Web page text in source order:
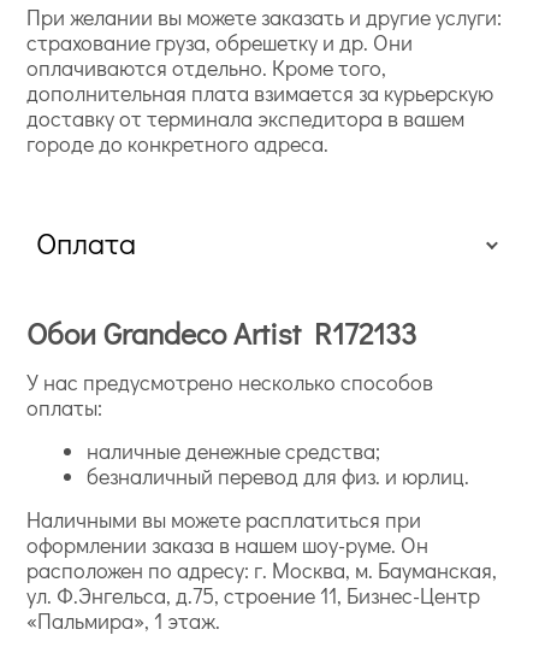
При желании вы можете заказать и другие услуги:
страхование груза, обрешетку и др. Они
оплачиваются отдельно. Кроме того,
дополнительная плата взимается за курьерскую
доставку от терминала экспедитора в вашем
городе до конкретного адреса.
Оплата
Обои Grandeco Artist R172133
У нас предусмотрено несколько способов
оплаты:
наличные денежные средства;
безналичный перевод для физ. и юрлиц.
Наличными вы можете расплатиться при
оформлении заказа в нашем шоу-руме. Он
расположен по адресу: г. Москва, м. Бауманская,
ул. Ф.Энгельса, д.75, строение 11, Бизнес-Центр
«Пальмира», 1 этаж.